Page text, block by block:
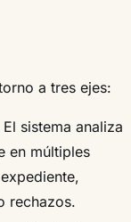
a tres ejes:
El sistema analiza
en múltiples
rechazos.